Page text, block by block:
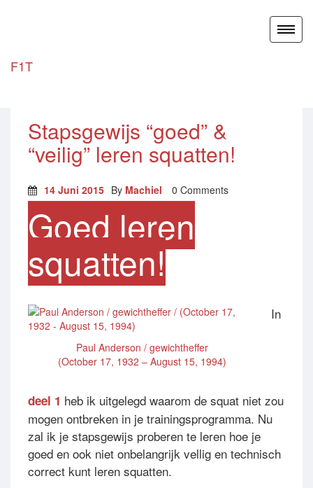
F1T
Stapsgewijs “goed” &
“veilig” leren squatten!
14 Juni 2015 By Machiel 0 Comments
Goed leren
squatten!
Paul Anderson / gewichtheffer
(October 17, 1932 – August 15, 1994)
In
deel 1 heb ik uitgelegd waarom de squat niet zou
mogen ontbreken in je trainingsprogramma. Nu
zal ik je stapsgewijs proberen te leren hoe je
goed en ook niet onbelangrijk vellig en technisch
correct kunt leren squatten.